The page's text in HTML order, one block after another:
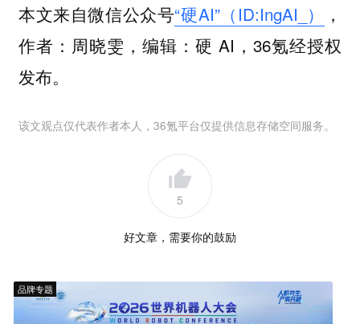
本文来自微信公众号“硬AI”（ID:IngAI_）
，
作者：周晓雯，编辑：硬 AI，36氪经授权
发布。
该文观点仅代表作者本人，36氪平台仅提供信息存储空间服务。
5
好文章，需要你的鼓励
品牌专题